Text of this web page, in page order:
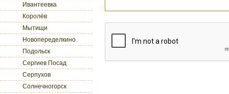
Ивантеевка
Королёв
Мытищи
Новопеределкино
Подольск
Сергиев Посад
Серпухов
Солнечногорск